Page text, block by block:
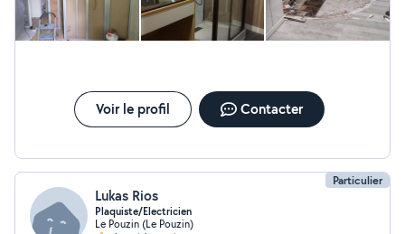
Voir le profil Contacter
Particulier
Lukas Rios
Plaquiste/Electricien
Le Pouzin (Le Pouzin)